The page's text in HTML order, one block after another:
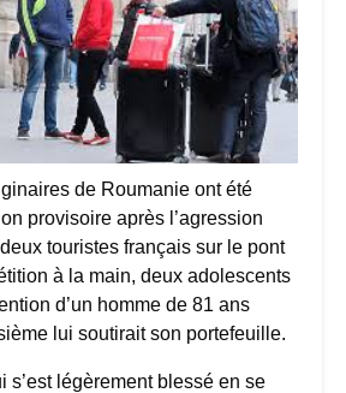
de Roumanie ont été
provisoire après l’agression
touristes français sur le pont
à la main, deux adolescents
d’un homme de 81 ans
lui soutirait son portefeuille.
s’est légèrement blessé en se